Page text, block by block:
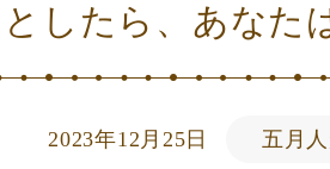
したら、あなた
2023年12月25日 五月